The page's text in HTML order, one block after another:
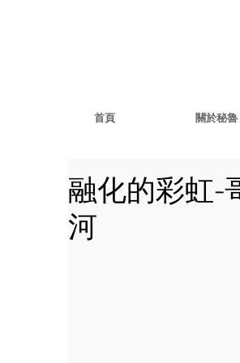
首頁 關於秘魯
融化的彩虹-
河